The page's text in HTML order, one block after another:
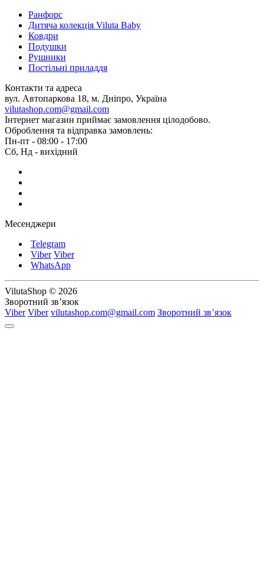
Ранфорс
Дитяча колекція Viluta Baby
Ковдри
Подушки
Рушники
Постільні приладдя
Контакти та адреса
вул. Автопаркова 18, м. Дніпро, Україна
vilutashop.com@gmail.com
Інтернет магазин приймає замовлення цілодобово.
Оброблення та відправка замовлень:
Пн-пт - 08:00 - 17:00
Сб, Нд - вихідний
Месенджери
Telegram
Viber Viber
WhatsApp
VilutaShop © 2026
Зворотний зв’язок
Viber Viber vilutashop.com@gmail.com Зворотний зв’язок